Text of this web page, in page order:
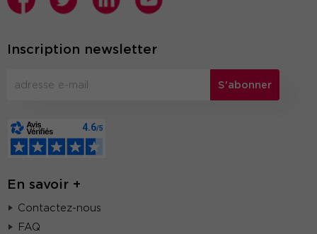
Inscription newsletter
S'abonner
En savoir +
Contactez-nous
FAQ